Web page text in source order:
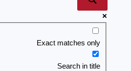
Exact matches only
Search in title